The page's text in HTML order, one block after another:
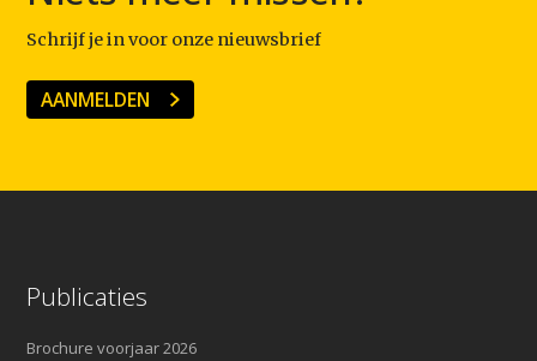
Schrijf je in voor onze nieuwsbrief
AANMELDEN
Publicaties
Brochure voorjaar 2026